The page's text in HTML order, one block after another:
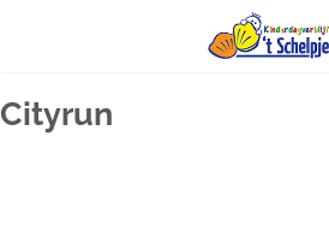
naar
inhoud
Cityrun